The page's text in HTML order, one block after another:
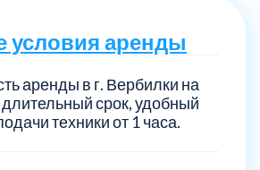
условия аренды
аренды в г. Вербилки на
длительный срок, удобный
техники от 1 часа.